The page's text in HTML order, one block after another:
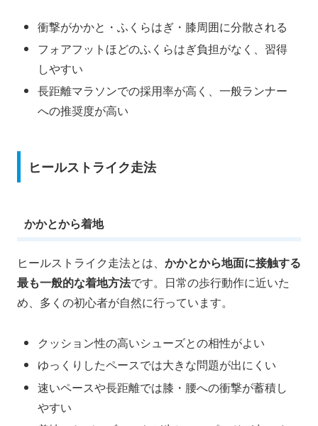
衝撃がかかと・ふくらはぎ・膝周囲に分散される
フォアフットほどのふくらはぎ負担がなく、習得
しやすい
長距離マラソンでの採用率が高く、一般ランナー
への推奨度が高い
ヒールストライク走法
かかとから着地
ヒールストライク走法とは、 かかとから地面に接触する
最も一般的な着地方法です。日常の歩行動作に近いた
め、多くの初心者が自然に行っています。
クッション性の高いシューズとの相性がよい
ゆっくりしたペースでは大きな問題が出にくい
速いペースや長距離では膝・腰への衝撃が蓄積し
やすい